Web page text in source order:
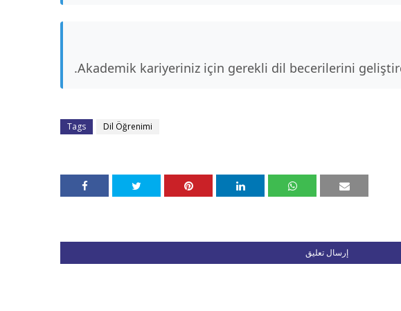
Akademik kariyeriniz için gerekli dil becerilerini
Tags Dil Öğrenimi
إرسال تعليق